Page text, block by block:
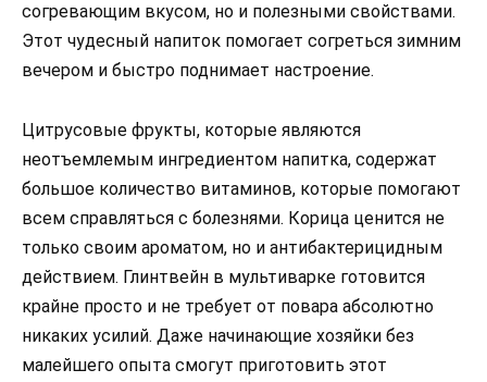
согревающим вкусом, но и полезными свойствами.
Этот чудесный напиток помогает согреться зимним
вечером и быстро поднимает настроение.
Цитрусовые фрукты, которые являются
неотъемлемым ингредиентом напитка, содержат
большое количество витаминов, которые помогают
всем справляться с болезнями. Корица ценится не
только своим ароматом, но и антибактерицидным
действием. Глинтвейн в мультиварке готовится
крайне просто и не требует от повара абсолютно
никаких усилий. Даже начинающие хозяйки без
малейшего опыта смогут приготовить этот